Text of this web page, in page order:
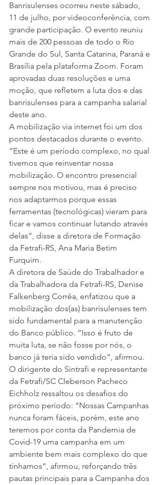
Banrisulenses ocorreu neste sábado,
11 de julho, por videoconferência, com
grande participação. O evento reuniu
mais de 200 pessoas de todo o Rio
Grande do Sul, Santa Catarina, Paraná e
Brasília pela plataforma Zoom. Foram
aprovadas duas resoluções e uma
moção, que refletem a luta dos e das
banrisulenses para a campanha salarial
deste ano.
A mobilização via internet foi um dos
pontos destacados durante o evento.
“Este é um período complexo, no qual
tivemos que reinventar nossa
mobilização. O encontro presencial
sempre nos motivou, mas é preciso
nos adaptarmos porque essas
ferramentas (tecnológicas) vieram para
ficar e vamos continuar lutando através
delas”, disse a diretora de Formação
da Fetrafi-RS, Ana Maria Betim
Furquim.
A diretora de Saúde do Trabalhador e
da Trabalhadora da Fetrafi-RS, Denise
Falkenberg Corrêa, enfatizou que a
mobilização dos(as) banrisulenses tem
sido fundamental para a manutenção
do Banco público. “Isso é fruto de
muita luta, se não fosse por nós, o
banco já teria sido vendido”, afirmou.
O dirigente do Sintrafi e representante
da Fetrafi/SC Cleberson Pacheco
Eichholz ressaltou os desafios do
próximo período: “Nossas Campanhas
nunca foram fáceis, porém, este ano
teremos por conta da Pandemia de
Covid-19 uma campanha em um
ambiente bem mais complexo do que
tínhamos”, afirmou, reforçando três
pautas principais para a Campanha dos